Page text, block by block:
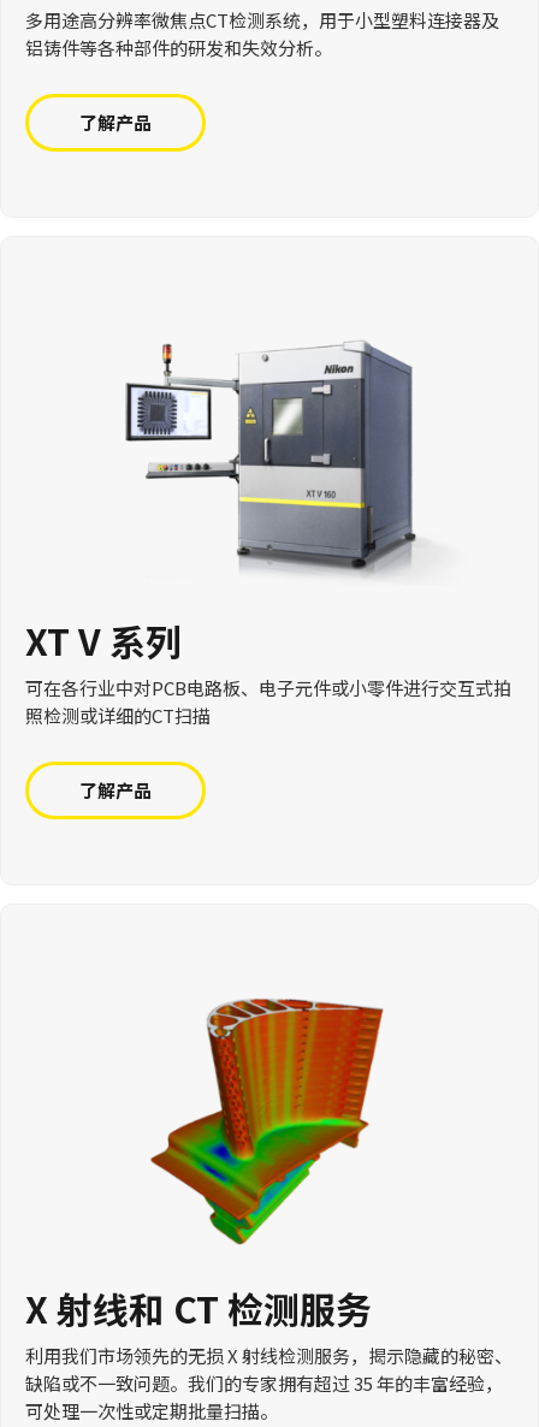
多用途高分辨率微焦点CT检测系统，用于小型塑料连接器及
铝铸件等各种部件的研发和失效分析。
了解产品
XT V 系列
可在各行业中对PCB电路板、电子元件或小零件进行交互式拍
照检测或详细的CT扫描
了解产品
X 射线和 CT 检测服务
利用我们市场领先的无损 X 射线检测服务，揭示隐藏的秘密、
缺陷或不一致问题。我们的专家拥有超过 35 年的丰富经验，
可处理一次性或定期批量扫描。